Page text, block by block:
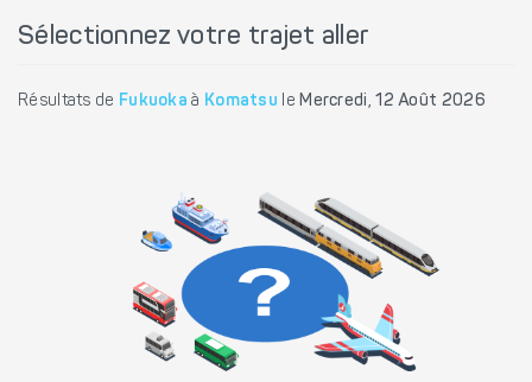
Sélectionnez votre trajet aller
Résultats de Fukuoka à Komatsu leMercredi, 12 Août 2026